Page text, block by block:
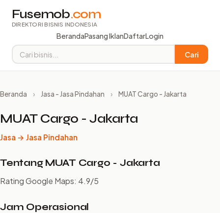
Fusemob.com
DIREKTORI BISNIS INDONESIA
BerandaPasang IklanDaftarLogin
Cari
Beranda › Jasa - Jasa Pindahan › MUAT Cargo - Jakarta
MUAT Cargo - Jakarta
Jasa → Jasa Pindahan
Tentang MUAT Cargo - Jakarta
Rating Google Maps: 4.9/5
Jam Operasional